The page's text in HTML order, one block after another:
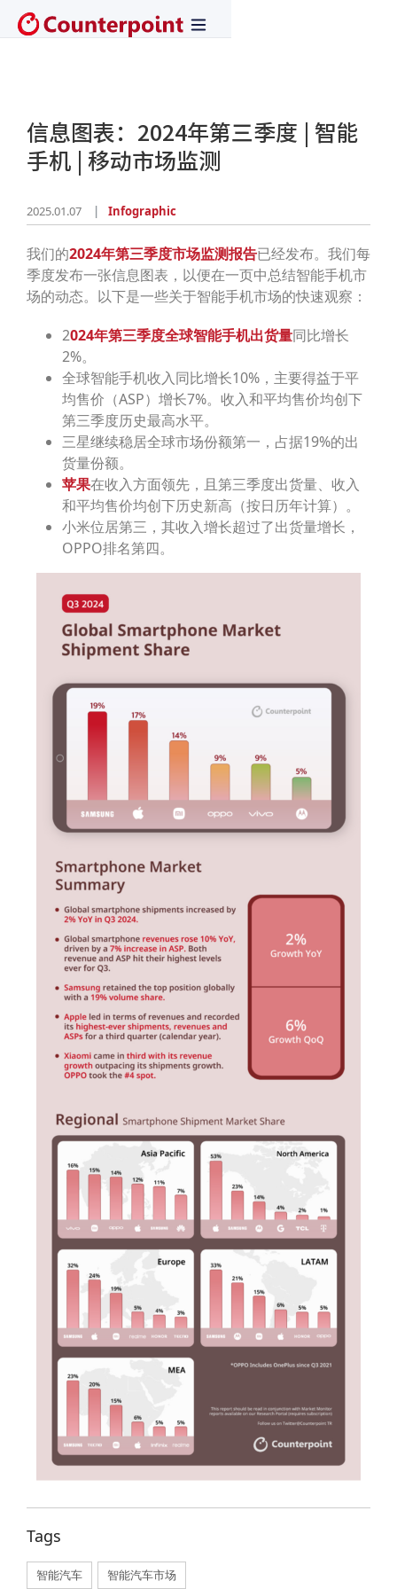
信息图表：2024年第三季度 | 智能
手机 | 移动市场监测
2025.01.07 Infographic
我们的2024年第三季度市场监测报告已经发布。我们每
季度发布一张信息图表，以便在一页中总结智能手机市
场的动态。以下是一些关于智能手机市场的快速观察：
2024年第三季度全球智能手机出货量同比增长
2%。
全球智能手机收入同比增长10%，主要得益于平
均售价（ASP）增长7%。收入和平均售价均创下
第三季度历史最高水平。
三星继续稳居全球市场份额第一，占据19%的出
货量份额。
苹果在收入方面领先，且第三季度出货量、收入
和平均售价均创下历史新高（按日历年计算）。
小米位居第三，其收入增长超过了出货量增长，
OPPO排名第四。
Tags
智能汽车 智能汽车市场